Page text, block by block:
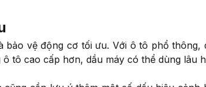
vệ động cơ tối ưu. Với ô tô phổ thông,
tô cao cấp hơn, dầu máy có thể dùng lâu